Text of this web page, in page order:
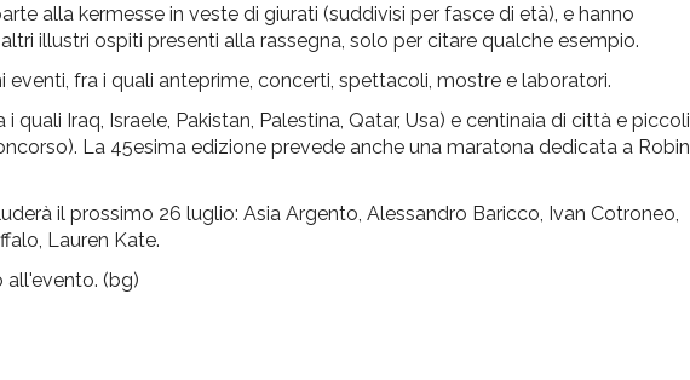
alla kermesse in veste di giurati (suddivisi per fasce di età), e hanno
illustri ospiti presenti alla rassegna, solo per citare qualche esempio.
fra i quali anteprime, concerti, spettacoli, mostre e laboratori.
Iraq, Israele, Pakistan, Palestina, Qatar, Usa) e centinaia di città e piccoli
La 45esima edizione prevede anche una maratona dedicata a Robin
il prossimo 26 luglio: Asia Argento, Alessandro Baricco, Ivan Cotroneo,
Lauren Kate.
all'evento. (bg)